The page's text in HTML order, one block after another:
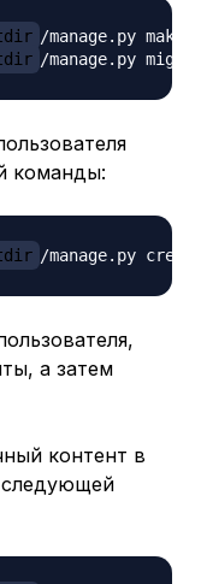
команды:
а затем
контент в